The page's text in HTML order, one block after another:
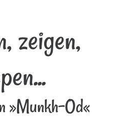
zeigen,
»Munkh-Od«